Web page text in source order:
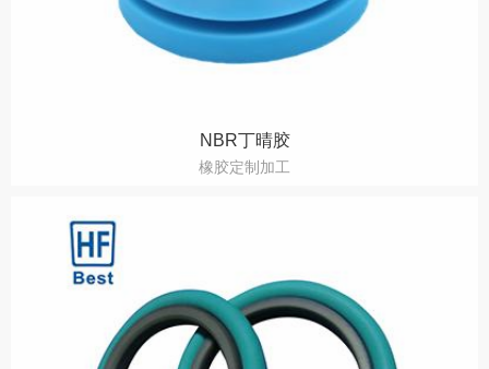
NBR丁晴胶
橡胶定制加工